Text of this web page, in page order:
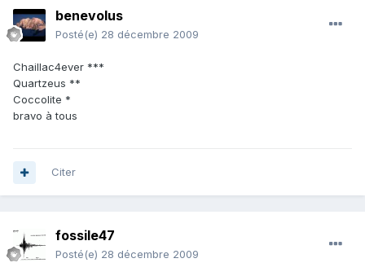
benevolus
Posté(e) 28 décembre 2009
Chaillac4ever ***
Quartzeus **
Coccolite *
bravo à tous
Citer
fossile47
Posté(e) 28 décembre 2009